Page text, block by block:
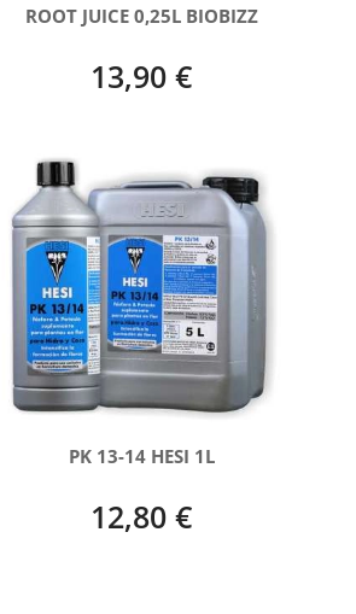
ROOT JUICE 0,25L BIOBIZZ
13,90 €
PK 13-14 HESI 1L
12,80 €